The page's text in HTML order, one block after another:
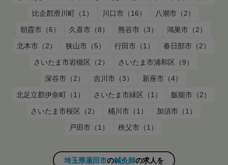
比企郡滑川町（1）
川口市（16）
八潮市（2）
朝霞市（6）
久喜市（8） 熊谷市（3）
鴻巣市（2）
北本市（2）
狭山市（5） 行田市（1）
春日部市（2）
さいたま市岩槻区（2）
さいたま市浦和区（9）
深谷市（2）
吉川市（3）
新座市（4）
北足立郡伊奈町（1）
さいたま市緑区（1）
飯能市（2）
さいたま市桜区（2）
桶川市（1）
加須市（1）
戸田市（1）
秩父市（1）
埼玉県蓮田市の鍼灸師の求人を